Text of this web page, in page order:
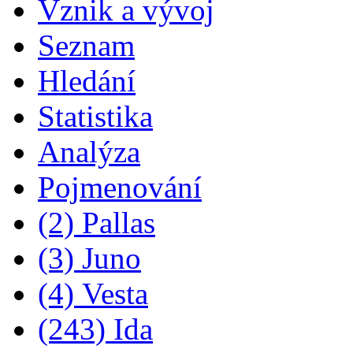
Vznik a vývoj
Seznam
Hledání
Statistika
Analýza
Pojmenování
(2) Pallas
(3) Juno
(4) Vesta
(243) Ida